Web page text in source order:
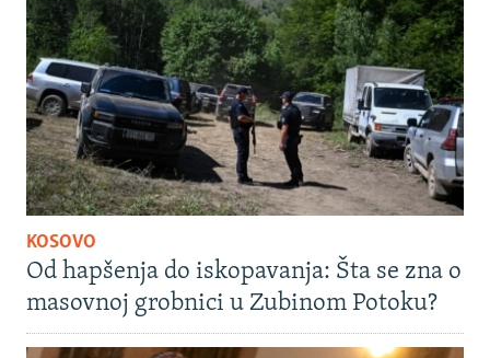
KOSOVO
Od hapšenja do iskopavanja: Šta se zna o
masovnoj grobnici u Zubinom Potoku?